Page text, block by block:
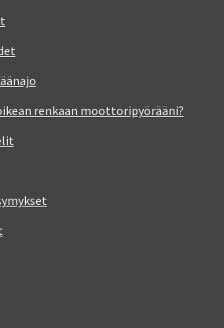
renkaan moottoripyörääni?